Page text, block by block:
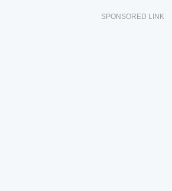
SPONSORED LINK